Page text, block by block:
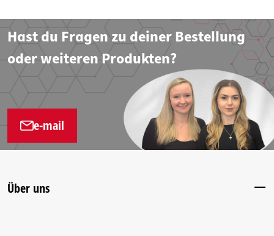
Hast du Fragen zu deiner Bestellung
oder weiteren Produkten?
e-mail
Über uns